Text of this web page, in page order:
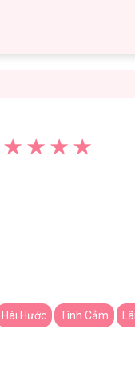
Hài Hước Tình Cảm